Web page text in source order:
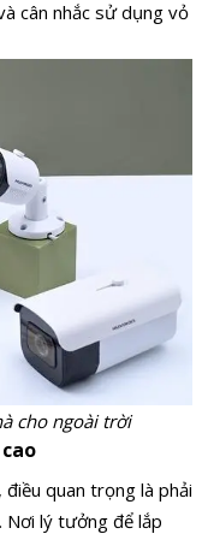
cân nhắc sử dụng vỏ
cho ngoài trời
quan trọng là phải
Nơi lý tưởng để lắp